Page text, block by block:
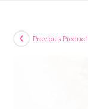
Previous Product